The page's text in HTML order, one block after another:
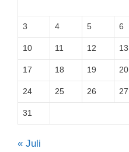
3 4 5 6
10 11 12 13
17 18 19 20
24 25 26 27
31
« Juli